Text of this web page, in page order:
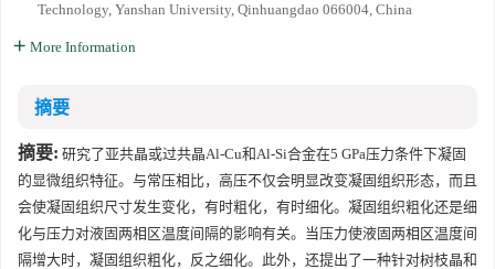
Technology, Yanshan University, Qinhuangdao 066004, China
More Information
摘要
摘要: 研究了亚共晶或过共晶Al-Cu和Al-Si合金在5 GPa压力条件下凝固
的显微组织特征。与常压相比，高压不仅会明显改变凝固组织形态，而且
会使凝固组织尺寸发生变化，有时粗化，有时细化。凝固组织粗化还是细
化与压力对液固两相区温度间隔的影响有关。当压力使液固两相区温度间
隔增大时，凝固组织粗化，反之细化。此外，还提出了一种针对树枝晶和